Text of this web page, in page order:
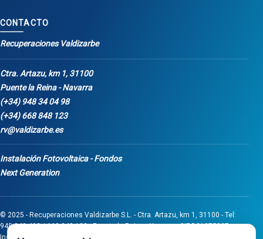
CONTACTO
Recuperaciones Valdizarbe
Ctra. Artazu, km 1, 31100
Puente la Reina - Navarra
(+34) 948 34 04 98
(+34) 668 848 123
rv@valdizarbe.es
Instalación Fotovoltaica - Fondos
Next Generation
© 2025 - Recuperaciones Valdizarbe S.L. - Ctra. Artazu, km 1, 31100 - Tel:
948 340 498 / 668 848 123 - Puente la Reina - Navarra - CIF B31275837.
Inscrita en el Registro Mercantil de Navarra, Tomo 32, Folio 75, Hoja 525.